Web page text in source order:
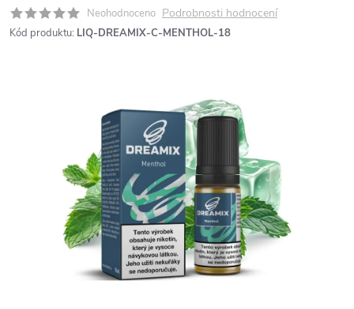
Neohodnoceno Podrobnosti hodnocení
Kód produktu: LIQ-DREAMIX-C-MENTHOL-18